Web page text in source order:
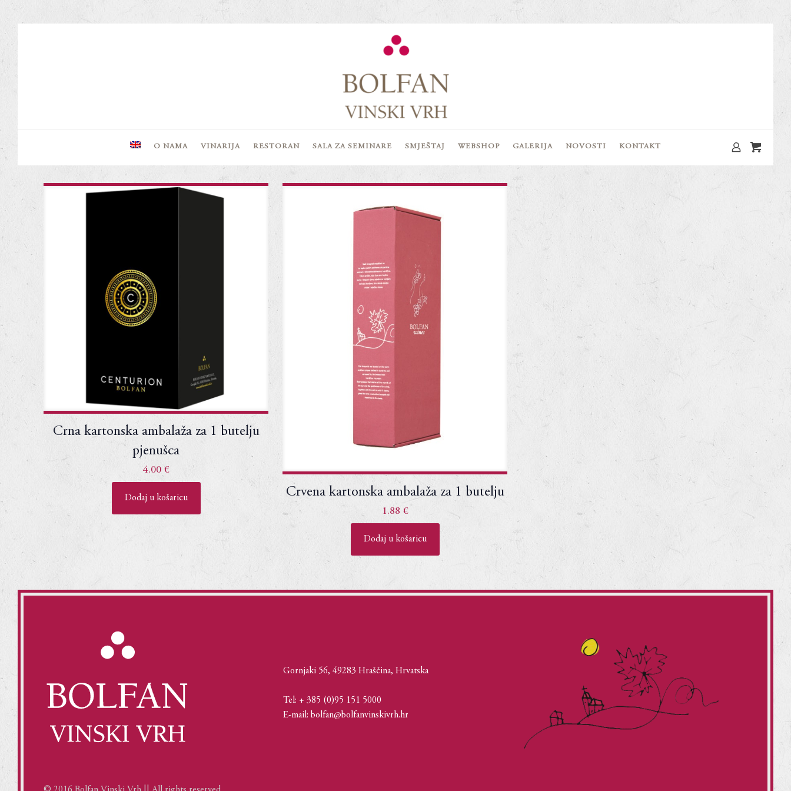
O NAMA VINARIJA RESTORAN SALA ZA SEMINARE SMJEŠTAJ WEBSHOP GALERIJA NOVOSTI KONTAKT
Crna kartonska ambalaža za 1 butelju
pjenušca
4.00 €
Dodaj u košaricu Crvena kartonska ambalaža za 1 butelju
1.88 €
Dodaj u košaricu
Gornjaki 56, 49283 Hraščina, Hrvatska
Tel: + 385 (0)95 151 5000
E-mail: bolfan@bolfanvinskivrh.hr